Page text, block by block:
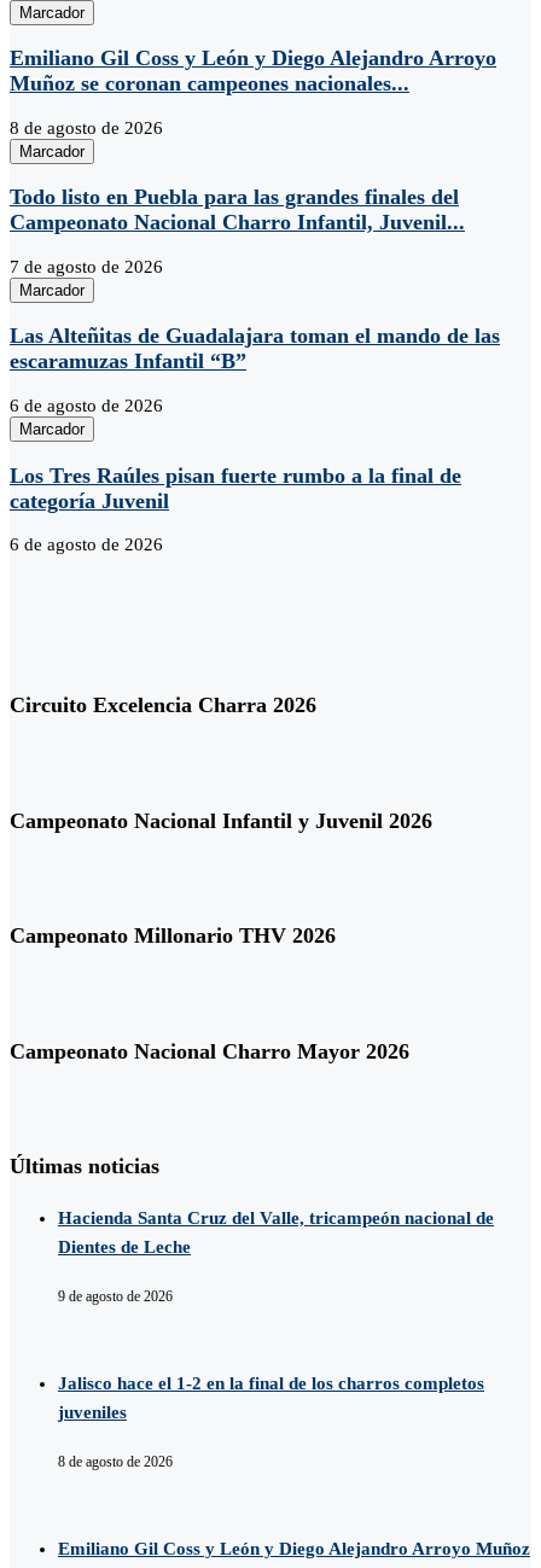
Marcador
Emiliano Gil Coss y León y Diego Alejandro Arroyo
Muñoz se coronan campeones nacionales...
8 de agosto de 2026
Marcador
Todo listo en Puebla para las grandes finales del
Campeonato Nacional Charro Infantil, Juvenil...
7 de agosto de 2026
Marcador
Las Alteñitas de Guadalajara toman el mando de las
escaramuzas Infantil “B”
6 de agosto de 2026
Marcador
Los Tres Raúles pisan fuerte rumbo a la final de
categoría Juvenil
6 de agosto de 2026
Circuito Excelencia Charra 2026
Campeonato Nacional Infantil y Juvenil 2026
Campeonato Millonario THV 2026
Campeonato Nacional Charro Mayor 2026
Últimas noticias
Hacienda Santa Cruz del Valle, tricampeón nacional de
Dientes de Leche
9 de agosto de 2026
Jalisco hace el 1-2 en la final de los charros completos
juveniles
8 de agosto de 2026
Emiliano Gil Coss y León y Diego Alejandro Arroyo Muñoz